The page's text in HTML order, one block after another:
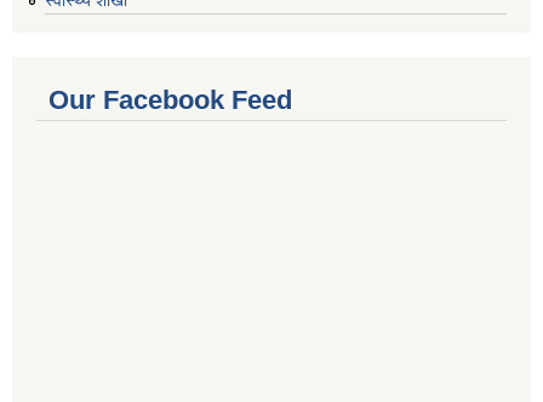
Our Facebook Feed